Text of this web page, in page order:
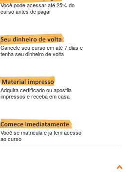
Você pode acessar até 25% do
curso antes de pagar
Cancele seu curso em até 7 dias e
tenha seu dinheiro de volta
Adquira certificado ou apostila
impressos e receba em casa
Você se matricula e já tem acesso
ao curso